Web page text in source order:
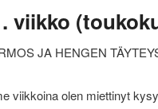
viikko
JA HENGEN
viikkoina olen miettinyt